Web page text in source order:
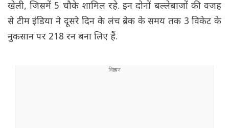
खेली, जिसमें 5 चौके शामिल रहे. इन दोनों बल्लेबाजों की वजह
से टीम इंडिया ने दूसरे दिन के लंच ब्रेक के समय तक 3 विकेट के
नुकसान पर 218 रन बना लिए हैं.